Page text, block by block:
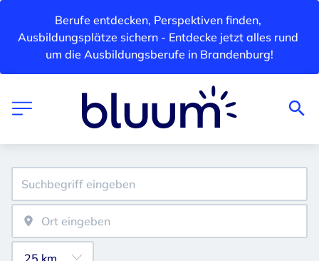
Berufe entdecken, Perspektiven finden,
Ausbildungsplätze sichern - Entdecke jetzt alles rund
um die Ausbildungsberufe in Brandenburg!